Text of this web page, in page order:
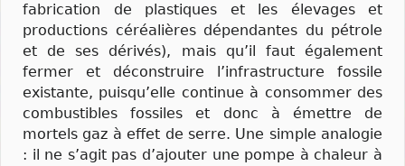
fabrication de plastiques et les élevages et
productions céréalières dépendantes du pétrole
et de ses dérivés), mais qu’il faut également
fermer et déconstruire l’infrastructure fossile
existante, puisqu’elle continue à consommer des
combustibles fossiles et donc à émettre de
mortels gaz à effet de serre. Une simple analogie
: il ne s’agit pas d’ajouter une pompe à chaleur à